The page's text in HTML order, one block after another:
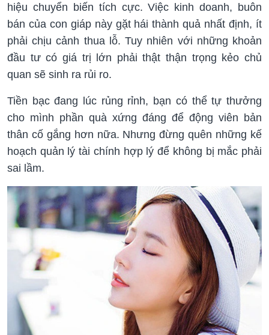
hiệu chuyển biến tích cực. Việc kinh doanh, buôn
bán của con giáp này gặt hái thành quả nhất định, ít
phải chịu cảnh thua lỗ. Tuy nhiên với những khoản
đầu tư có giá trị lớn phải thật thận trọng kẻo chủ
quan sẽ sinh ra rủi ro.
Tiền bạc đang lúc rủng rỉnh, bạn có thể tự thưởng
cho mình phần quà xứng đáng để động viên bản
thân cố gắng hơn nữa. Nhưng đừng quên những kế
hoạch quản lý tài chính hợp lý để không bị mắc phải
sai lầm.